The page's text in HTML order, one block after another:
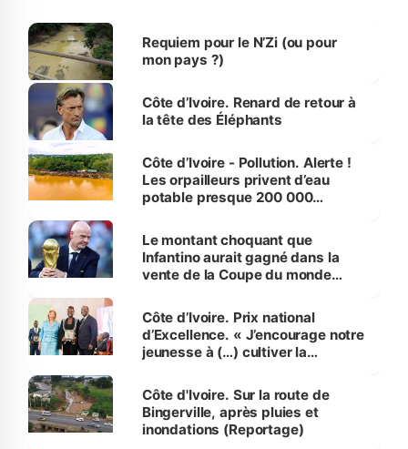
Requiem pour le N’Zi (ou pour
mon pays ?)
Côte d’Ivoire. Renard de retour à
la tête des Éléphants
Côte d’Ivoire - Pollution. Alerte !
Les orpailleurs privent d’eau
potable presque 200 000
Le montant choquant que
Infantino aurait gagné dans la
vente de la Coupe du monde
Côte d’Ivoire. Prix national
d’Excellence. « J’encourage notre
jeunesse à (…) cultiver la
(Alassane Ouattara
Côte d'Ivoire. Sur la route de
Bingerville, après pluies et
inondations (Reportage)